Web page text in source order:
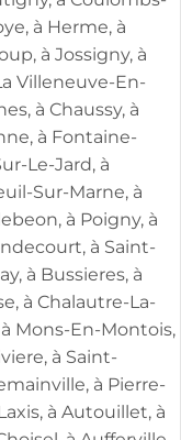
à Herme, à
à Jossigny, à
Villeneuve-En-
à Chaussy, à
à Fontaine-
Le-Jard, à
Sur-Marne, à
à Poigny, à
à Saint-
à Bussieres, à
à Chalautre-La-
Mons-En-Montois,
à Saint-
à Pierre-
à Autouillet, à